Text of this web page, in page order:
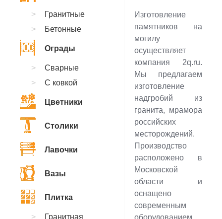
Изготовление
памятников на
могилу
осуществляет
компания 2q.ru.
Мы предлагаем
изготовление
надгробий из
гранита, мрамора
российских
месторождений.
Производство
расположено в
Московской
области и
оснащено
современным
оборудованием
Гранитные
Бетонные
Ограды
Сварные
С ковкой
Цветники
Столики
Лавочки
Вазы
Плитка
Гранитная